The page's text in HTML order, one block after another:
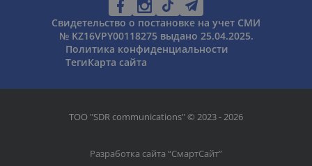
Свидетельство о постановке на учет СМИ
№ KZ16VPY00118275 выдано 25.04.2025.
Политика конфиденциальности
ТегиКарта сайта
ТОО "SDR communications" © 2023 - 2026
Разработка сайта “СмартСайт”